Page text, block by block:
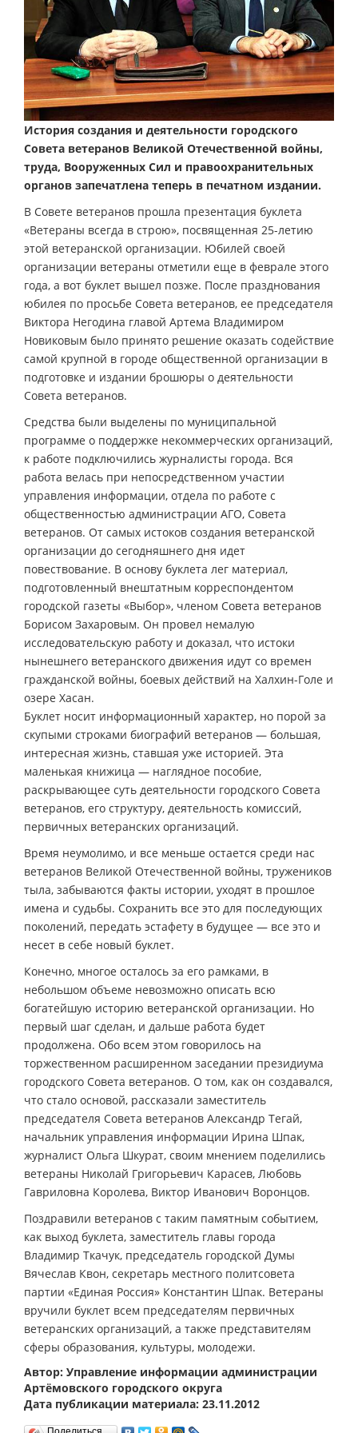
История создания и деятельности городского
Совета ветеранов Великой Отечественной войны,
труда, Вооруженных Сил и правоохранительных
органов запечатлена теперь в печатном издании.
В Совете ветеранов прошла презентация буклета
«Ветераны всегда в строю», посвященная 25-летию
этой ветеранской организации. Юбилей своей
организации ветераны отметили еще в феврале этого
года, а вот буклет вышел позже. После празднования
юбилея по просьбе Совета ветеранов, ее председателя
Виктора Негодина главой Артема Владимиром
Новиковым было принято решение оказать содействие
самой крупной в городе общественной организации в
подготовке и издании брошюры о деятельности
Совета ветеранов.
Средства были выделены по муниципальной
программе о поддержке некоммерческих организаций,
к работе подключились журналисты города. Вся
работа велась при непосредственном участии
управления информации, отдела по работе с
общественностью администрации АГО, Совета
ветеранов. От самых истоков создания ветеранской
организации до сегодняшнего дня идет
повествование. В основу буклета лег материал,
подготовленный внештатным корреспондентом
городской газеты «Выбор», членом Совета ветеранов
Борисом Захаровым. Он провел немалую
исследовательскую работу и доказал, что истоки
нынешнего ветеранского движения идут со времен
гражданской войны, боевых действий на Халхин-Голе и
озере Хасан.
Буклет носит информационный характер, но порой за
скупыми строками биографий ветеранов — большая,
интересная жизнь, ставшая уже историей. Эта
маленькая книжица — наглядное пособие,
раскрывающее суть деятельности городского Совета
ветеранов, его структуру, деятельность комиссий,
первичных ветеранских организаций.
Время неумолимо, и все меньше остается среди нас
ветеранов Великой Отечественной войны, тружеников
тыла, забываются факты истории, уходят в прошлое
имена и судьбы. Сохранить все это для последующих
поколений, передать эстафету в будущее — все это и
несет в себе новый буклет.
Конечно, многое осталось за его рамками, в
небольшом объеме невозможно описать всю
богатейшую историю ветеранской организации. Но
первый шаг сделан, и дальше работа будет
продолжена. Обо всем этом говорилось на
торжественном расширенном заседании президиума
городского Совета ветеранов. О том, как он создавался,
что стало основой, рассказали заместитель
председателя Совета ветеранов Александр Тегай,
начальник управления информации Ирина Шпак,
журналист Ольга Шкурат, своим мнением поделились
ветераны Николай Григорьевич Карасев, Любовь
Гавриловна Королева, Виктор Иванович Воронцов.
Поздравили ветеранов с таким памятным событием,
как выход буклета, заместитель главы города
Владимир Ткачук, председатель городской Думы
Вячеслав Квон, секретарь местного политсовета
партии «Единая Россия» Константин Шпак. Ветераны
вручили буклет всем председателям первичных
ветеранских организаций, а также представителям
сферы образования, культуры, молодежи.
Автор: Управление информации администрации
Артёмовского городского округа
Дата публикации материала: 23.11.2012